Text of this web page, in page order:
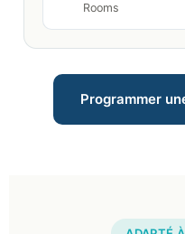
Rooms
Programmer